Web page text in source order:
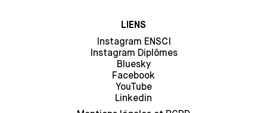
LIENS
Instagram ENSCI
Instagram Diplômes
Bluesky
Facebook
YouTube
Linkedin